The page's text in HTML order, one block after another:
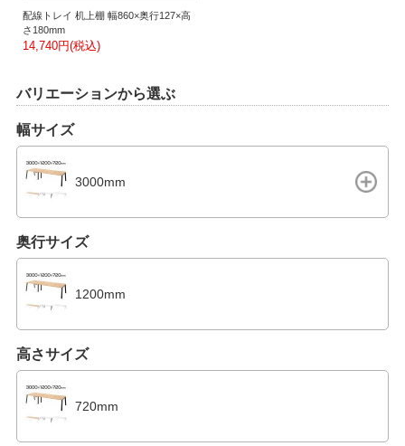
配線トレイ 机上棚 幅860×奥行127×高
さ180mm
14,740円(税込)
バリエーションから選ぶ
幅サイズ
3000mm
奥行サイズ
1200mm
高さサイズ
720mm